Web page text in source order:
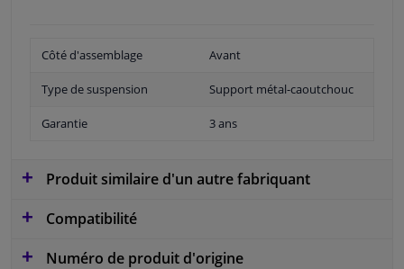
Côté d'assemblage Avant
Type de suspension Support métal-caoutchouc
Garantie 3 ans
Produit similaire d'un autre fabriquant
Compatibilité
Numéro de produit d'origine